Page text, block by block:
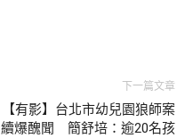
下一篇文章
【有影】台北市幼兒園狼師案
續爆醜聞 簡舒培：逾20名孩